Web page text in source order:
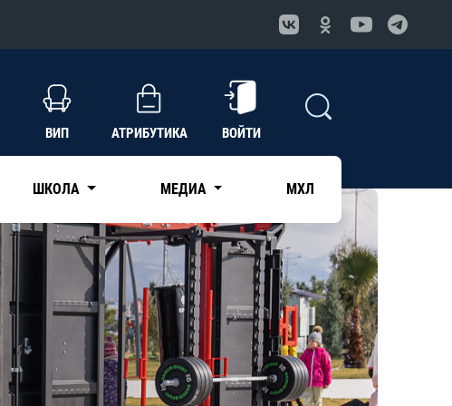
ВИП АТРИБУТИКА ВОЙТИ
ШКОЛА МЕДИА МХЛ